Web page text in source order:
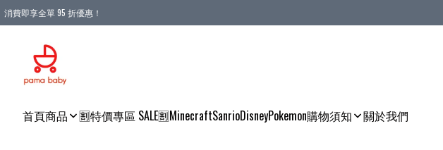
消費即享全單 95 折優惠！
首頁商品 🈹特價專區 SALE🈹MinecraftSanrioDisneyPokemon購物須知 關於我們